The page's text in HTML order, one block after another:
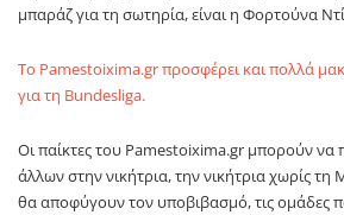
μπαράζ για τη σωτηρία, είναι η Φορτούνα
Το Pamestoixima.grπροσφέρει και πολλά
για τη Bundesliga.
Οι παίκτες του Pamestoixima.gr μπορούν να
άλλων στην νικήτρια, την νικήτρια χωρίς
θα αποφύγουν τον υποβιβασμό, τις ομάδες